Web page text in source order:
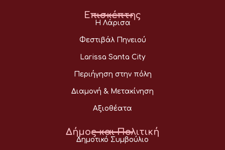
Επισκέπτης
Η Λάρισα
Φεστιβάλ Πηνειού
Larissa Santa City
Περιήγηση στην πόλη
Διαμονή & Μετακίνηση
Αξιοθέατα
Δήμος και Πολιτική
Δημοτικό Συμβούλιο